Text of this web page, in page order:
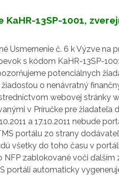
KaHR-13SP-1001,
Usmernenie č. 6 k Výzve na
s kódom KaHR-13SP-
potenciálnych
o nenávratný
webovej stránky
v Príručke pre žiadateľa
a 17.10.2011 nebude
portálu zo strany
všetky do toho času v
NFP zablokované voči
portáli automaticky